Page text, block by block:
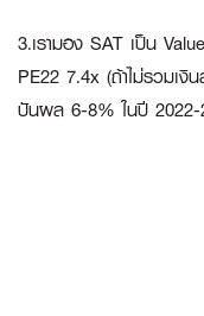
3.เรามอง SAT เป็น
PE22 7.4x (ถ้าไม่รวมเงิ
ปันผล 6-8% ในปี